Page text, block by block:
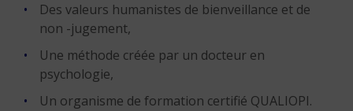
Des valeurs humanistes de bienveillance et de
non -jugement,
Une méthode créée par un docteur en
psychologie,
Un organisme de formation certifié QUALIOPI.